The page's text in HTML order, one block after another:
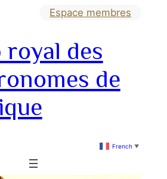
Espace membres
royal des
de
French ▼